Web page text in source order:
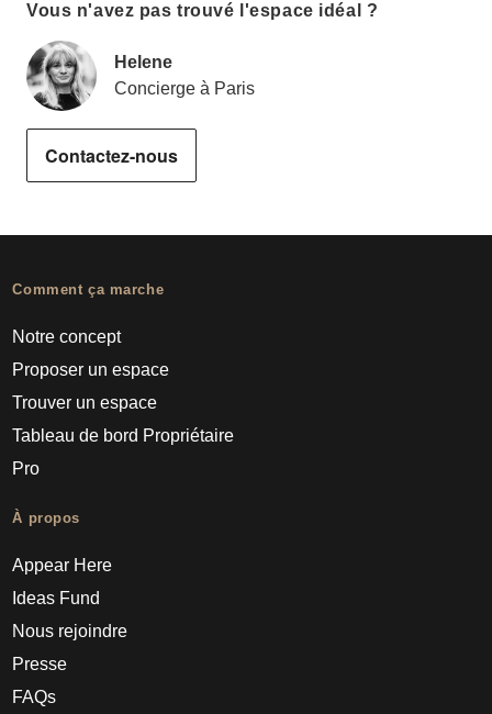
Vous n'avez pas trouvé l'espace idéal ?
Helene
Concierge à Paris
Contactez-nous
Comment ça marche
Notre concept
Proposer un espace
Trouver un espace
Tableau de bord Propriétaire
Pro
À propos
Appear Here
Ideas Fund
Nous rejoindre
Presse
FAQs